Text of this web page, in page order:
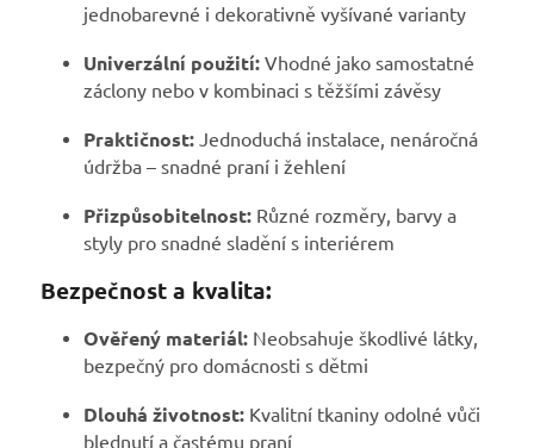
jednobarevné i dekorativně vyšívané varianty
Univerzální použití: Vhodné jako samostatné
záclony nebo v kombinaci s těžšími závěsy
Praktičnost: Jednoduchá instalace, nenáročná
údržba – snadné praní i žehlení
Přizpůsobitelnost: Různé rozměry, barvy a
styly pro snadné sladění s interiérem
Bezpečnost a kvalita:
Ověřený materiál: Neobsahuje škodlivé látky,
bezpečný pro domácnosti s dětmi
Dlouhá životnost: Kvalitní tkaniny odolné vůči
blednutí a častému praní